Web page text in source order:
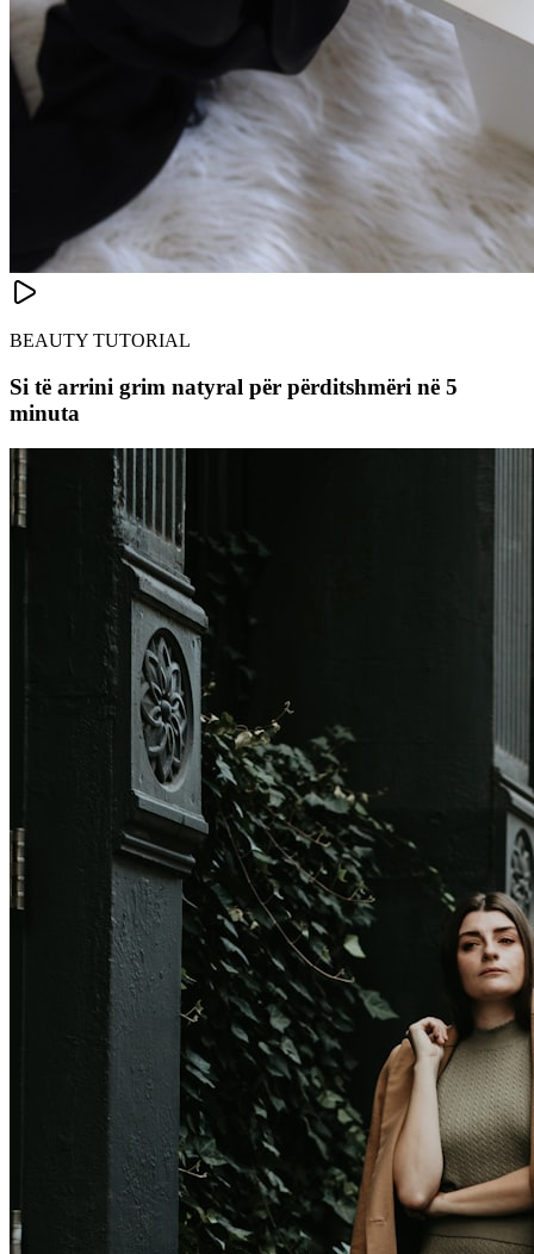
BEAUTY TUTORIAL
Si të arrini grim natyral për përditshmëri në 5
minuta